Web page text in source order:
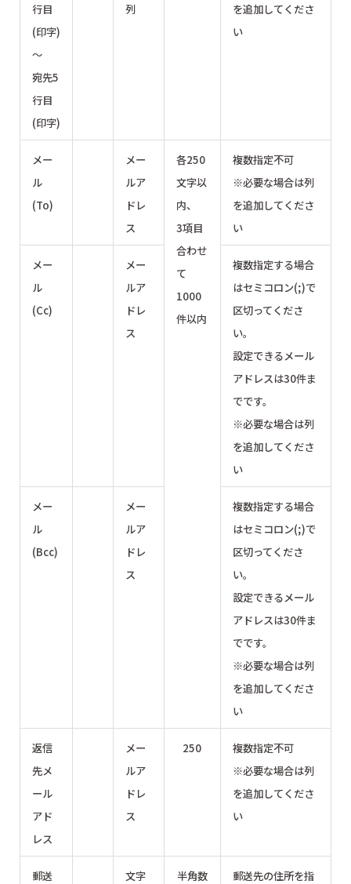
行目
(印字)
～
宛先5
行目
(印字)
列
を追加してくださ
い
メー
ル
(To)
メー
ルア
ドレ
ス
各250
文字以
内、
3項目
合わせ
て
1000
件以内
複数指定不可
※必要な場合は列
を追加してくださ
い
メー
ル
(Cc)
メー
ルア
ドレ
ス
複数指定する場合
はセミコロン(;)で
区切ってくださ
い。
設定できるメール
アドレスは30件ま
でです。
※必要な場合は列
を追加してくださ
い
メー
ル
(Bcc)
メー
ルア
ドレ
ス
複数指定する場合
はセミコロン(;)で
区切ってくださ
い。
設定できるメール
アドレスは30件ま
でです。
※必要な場合は列
を追加してくださ
い
返信
先メ
ール
アド
レス
メー
ルア
ドレ
ス
250
複数指定不可
※必要な場合は列
を追加してくださ
い
郵送
文字
半角数
郵送先の住所を指